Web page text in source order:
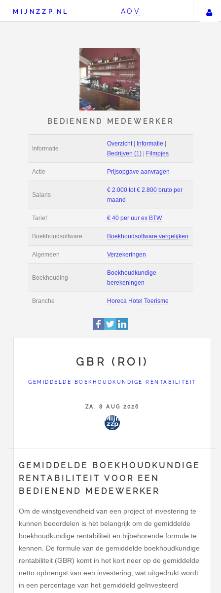
MIJNZZP.NL AOV
BEDIENEND
Actie Prijsopgave
€ 2.000 tot € 2.800
maand
Tarief € 40 per uur ex
Boekhoudsoftware
Boekhouding
Boekhoudkundige
GBR (ROI)
GEMIDDELDE BOEKHOUDKUNDIGE RENTABILITEIT
ZA, 8 AUG 2026
GEMIDDELDE BOEKHOUDKUNDIGE
RENTABILITEIT VOOR EEN
BEDIENEND MEDEWERKER
Om de winstgevendheid van een project of investering te
kunnen beoordelen is het belangrijk om de gemiddelde
boekhoudkundige rentabiliteit en bijbehorende formule te
kennen. De formule van de gemiddelde boekhoudkundige
rentabiliteit (GBR) komt in het kort neer op de gemiddelde
netto opbrengst van een investering, wat uitgedrukt wordt
in een percentage van het gemiddeld geïnvesteerd